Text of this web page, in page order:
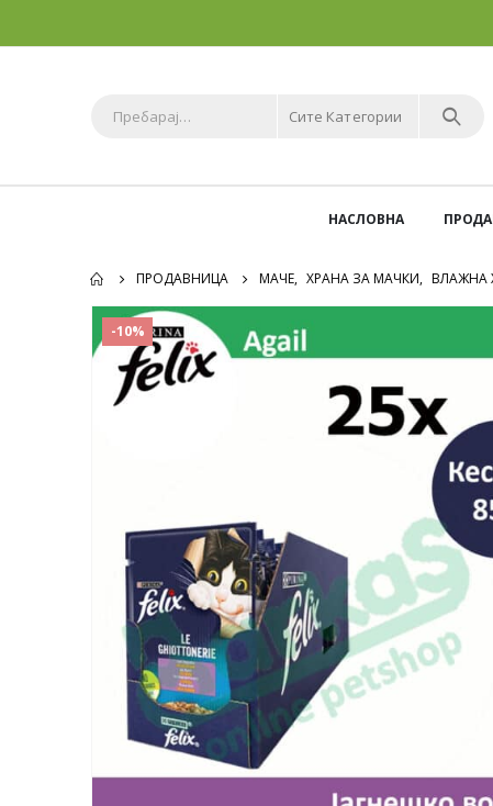
Сите Категории
НАСЛОВНА
ПРОДАВНИЦА МАЧЕ, ХРАНА ЗА МАЧКИ, ВЛАЖНА
-10%